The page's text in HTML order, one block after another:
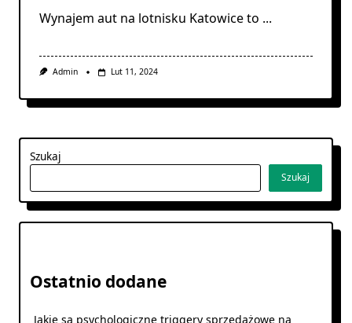
Wynajem aut na lotnisku Katowice to ...
Admin Lut 11, 2024
Szukaj
Szukaj
Ostatnio dodane
Jakie są psychologiczne triggery sprzedażowe na